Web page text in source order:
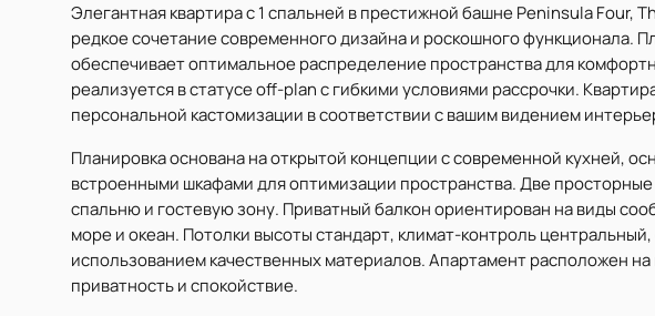
Элегантная квартира с 1 спальней в престижной башне Peninsula Four,
редкое сочетание современного дизайна и роскошного функционала.
обеспечивает оптимальное распределение пространства для
реализуется в статусе off-plan с гибкими условиями рассрочки.
персональной кастомизации в соответствии с вашим видением
Планировка основана на открытой концепции с современной кухней,
встроенными шкафами для оптимизации пространства. Две
спальню и гостевую зону. Приватный балкон ориентирован на виды
море и океан. Потолки высоты стандарт, климат-контроль
использованием качественных материалов. Апартамент расположен
приватность и спокойствие.